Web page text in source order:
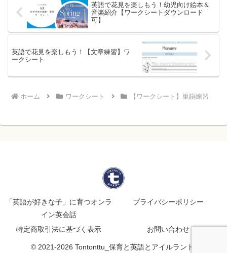
英語で花見を楽しもう！幼児向け絵本＆
音楽紹介【ワークシートダウンロード
可】
英語で花見を楽しもう！【文章練習】ワ
ークシート
ホーム ワークシート 【ワークシート】単語練習
「英語が好きな子」に育つオンラ
イン英会話
プライバシーポリシー
特定商取引法に基づく表示 お問い合わせ
© 2021-2026 Tontonttu_保育と英語とアイルランド.